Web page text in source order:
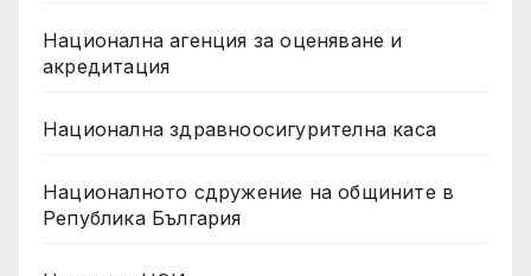
Национална агенция за оценяване и
акредитация
Национална здравноосигурителна каса
Националното сдружение на общините в
Република България